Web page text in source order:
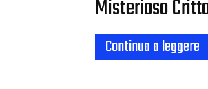
Misterioso
Continua a leggere